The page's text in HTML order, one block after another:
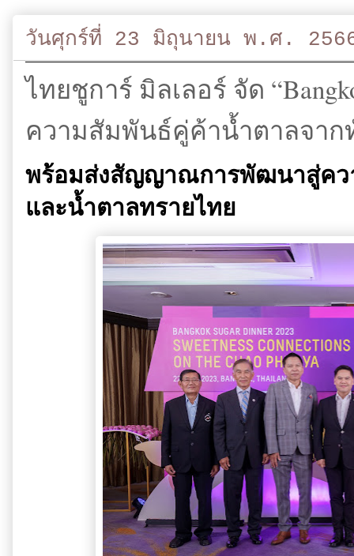
วันศุกร์ที่ 23 มิถุนายน พ.ศ.
ไทยชูการ์ มิลเลอร์ จัด
ความสัมพันธ์คู่ค้าน้ำตาลจาก
พร้อมส่งสัญญาณการพัฒนาสู่คว
และน้ำตาลทรายไทย